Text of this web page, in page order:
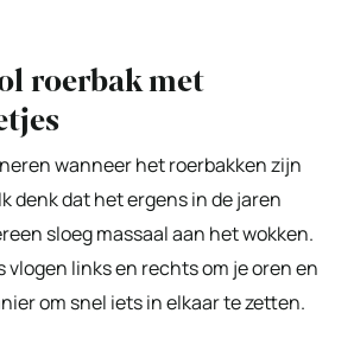
roerbak met
wanneer het roerbakken zijn
denk dat het ergens in de jaren
sloeg massaal aan het wokken.
vlogen links en rechts om je oren en
om snel iets in elkaar te zetten.